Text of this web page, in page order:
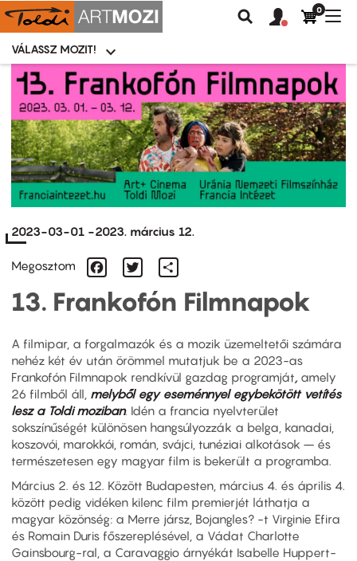
Ugrás
tartalomra
Moziválasztó
menü
VÁLASSZ MOZIT!
Keresés
Felhasználói
fiók
0
2023-03-01 -2023. március 12.
Megosztom Facebook
Twitter
13. Frankofón Filmnapok
A filmipar, a forgalmazók és a mozik üzemeltetői számára
nehéz két év után örömmel mutatjuk be a 2023-as
Frankofón Filmnapok rendkívül gazdag programját,amely
26 filmből áll, melyből egy eseménnyel egybekötött vetítés
lesz a Toldi moziban. Idén a francia nyelvterület
sokszínűségét különösen hangsúlyozzák a belga, kanadai,
koszovói, marokkói, román, svájci, tunéziai alkotások – és
természetesen egy magyar film is bekerült a programba.
Március 2. és 12. Között Budapesten, március 4. és április 4.
között pedig vidéken kilenc film premierjét láthatja a
magyar közönség: a Merre jársz, Bojangles? -t Virginie Efira
és Romain Duris főszereplésével, a Vádat Charlotte
Gainsbourg-ral, a Caravaggio árnyékát Isabelle Huppert-